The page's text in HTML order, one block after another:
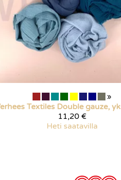
»
Textiles
11,20 €
Heti saatavilla